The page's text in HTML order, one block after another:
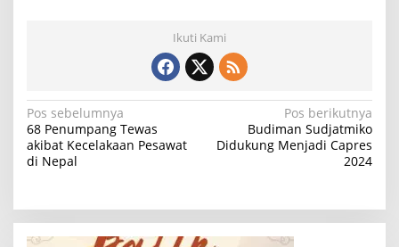
Ikuti Kami
N
a
v
g
Pos sebelumnya
68 Penumpang Tewas
akibat Kecelakaan Pesawat
di Nepal
Pos berikutnya
Budiman Sudjatmiko
Didukung Menjadi Capres
2024